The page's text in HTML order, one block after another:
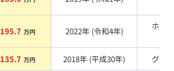
195.7 万円 2022年 (令和4年)
ホワ
135.7 万円 2018年 (平成30年) グレー